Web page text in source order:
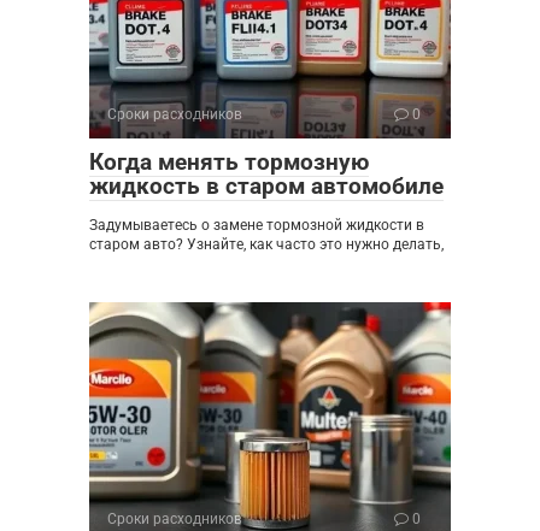
Сроки расходников 0
Когда менять тормозную
жидкость в старом автомобиле
Задумываетесь о замене тормозной жидкости в
старом авто? Узнайте, как часто это нужно делать,
Сроки расходников 0